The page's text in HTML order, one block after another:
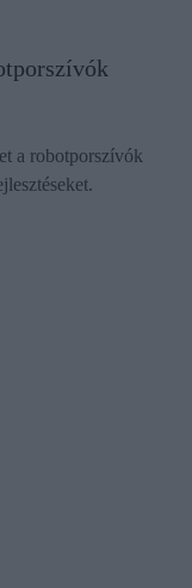
a robotporszívók